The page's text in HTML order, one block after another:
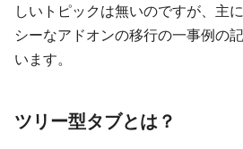
しいトピックは無いのですが、主
シーなアドオンの移行の一事例の
います。
ツリー型タブとは？